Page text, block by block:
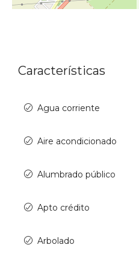
Características
Agua corriente
Aire acondicionado
Alumbrado público
Apto crédito
Arbolado